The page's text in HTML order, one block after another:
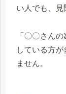
い人でも、見
「〇〇さん
している方
ません。